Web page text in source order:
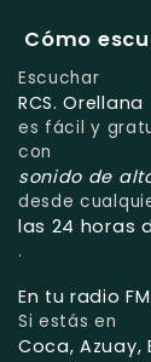
Cómo
Escuchar
RCS. Orellana
es fácil y
con
sonido de
desde
las 24 horas
.
En tu radio
Si estás en
Coca, Azuay,